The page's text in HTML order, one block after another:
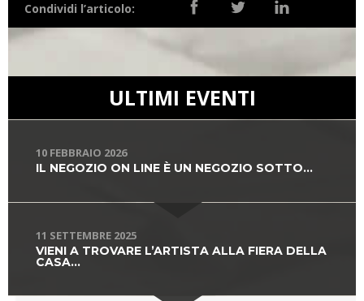
Condividi l’articolo:
ULTIMI EVENTI
10 FEBBRAIO 2026
IL NEGOZIO ON LINE È UN NEGOZIO SOTTO...
11 SETTEMBRE 2025
VIENI A TROVARE L’ARTISTA ALLA FIERA DELLA
CASA...